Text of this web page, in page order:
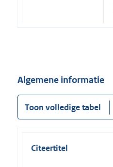
Algemene informatie
Toon volledige tabel
Citeertitel